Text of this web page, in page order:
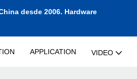
desde 2006. Hardware
APPLICATION VIDEO